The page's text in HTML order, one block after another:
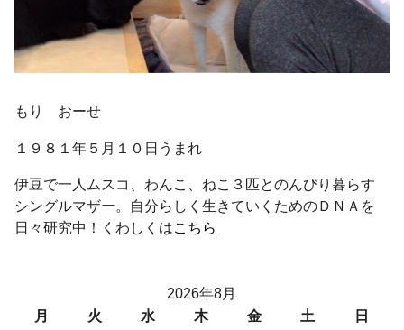
もり おーせ
１９８１年５月１０日うまれ
伊豆で一人ムスコ、わんこ、ねこ３匹とのんびり暮らす
シングルマザー。自分らしく生きていくためのＤＮＡを
日々研究中！くわしくはこちら
2026年8月
月
火 水 木 金 土
日